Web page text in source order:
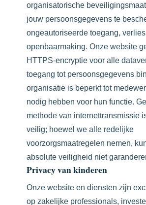
organisatorische
jouw persoonsgegevens te
ongeautoriseerde toegang,
openbaarmaking. Onze website
HTTPS-encryptie voor alle
toegang tot persoonsgegevens
organisatie is beperkt tot
nodig hebben voor hun functie.
methode van internettransmissie
veilig; hoewel we alle redelijke
voorzorgsmaatregelen nemen,
absolute veiligheid niet
Privacy van kinderen
Onze website en diensten zijn
op zakelijke professionals,